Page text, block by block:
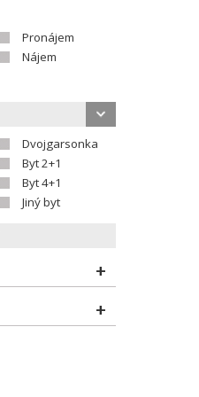
Pronájem
Nájem
Dvojgarsonka
Byt 2+1
Byt 4+1
Jiný byt